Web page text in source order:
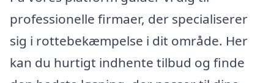
professionelle firmaer, der specialiserer
sig i rottebekæmpelse i dit område. Her
kan du hurtigt indhente tilbud og finde